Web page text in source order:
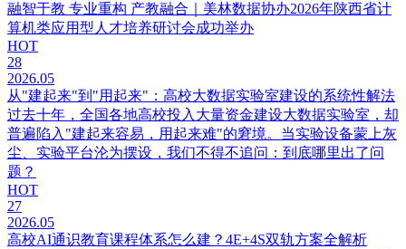
融智于教 专业重构 产教融合｜美林数据协办2026年陕西省计
算机类应用型人才培养研讨会成功举办
HOT
28
2026.05
从"建起来"到"用起来"：高校大数据实验室建设的系统性解法
过去十年，全国各地高校投入大量资金建设大数据实验室，却
普遍陷入"建起来容易，用起来难"的窘境。当实验设备蒙上灰
尘、实验平台沦为摆设，我们不得不追问：到底哪里出了问
题？
HOT
27
2026.05
高校AI通识教育课程体系怎么建？4E+4S双轨方案全解析